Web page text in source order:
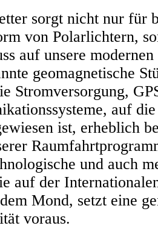
sorgt nicht nur für
von Polarlichtern,
auf unsere
geomagnetische
Stromversorgung,
auf
ist, erheblich
und auch
auf der
Mond, setzt eine
voraus.